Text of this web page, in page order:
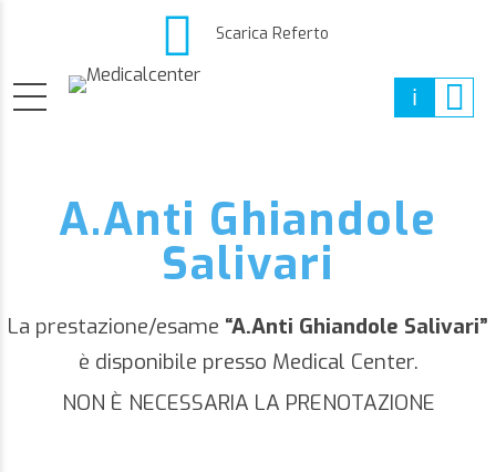
Scarica Referto
A.Anti Ghiandole
Salivari
La prestazione/esame “A.Anti Ghiandole Salivari”
è disponibile presso Medical Center.
NON È NECESSARIA LA PRENOTAZIONE